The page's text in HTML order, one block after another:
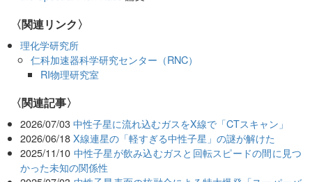
〈関連リンク〉
理化学研究所
仁科加速器科学研究センター（RNC）
RI物理研究室
関連記事
2026/07/03 中性子星に流れ込むガスをX線で「CTスキャン」
2026/06/18 X線連星の「軽すぎる中性子星」の謎が解けた
2025/11/10 中性子星が飲み込むガスと回転スピードの間に見つ
かった未知の関係性